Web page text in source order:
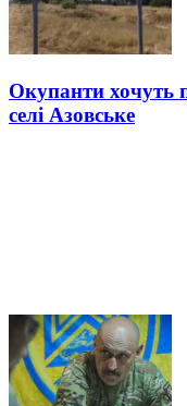
Окупанти хочуть
селі Азовське